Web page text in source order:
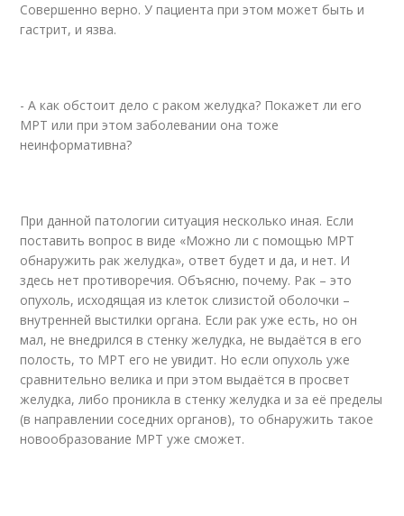
Совершенно верно. У пациента при этом может быть и
гастрит, и язва.
- А как обстоит дело с раком желудка? Покажет ли его
МРТ или при этом заболевании она тоже
неинформативна?
При данной патологии ситуация несколько иная. Если
поставить вопрос в виде «Можно ли с помощью МРТ
обнаружить рак желудка», ответ будет и да, и нет. И
здесь нет противоречия. Объясню, почему. Рак – это
опухоль, исходящая из клеток слизистой оболочки –
внутренней выстилки органа. Если рак уже есть, но он
мал, не внедрился в стенку желудка, не выдаётся в его
полость, то МРТ его не увидит. Но если опухоль уже
сравнительно велика и при этом выдаётся в просвет
желудка, либо проникла в стенку желудка и за её пределы
(в направлении соседних органов), то обнаружить такое
новообразование МРТ уже сможет.